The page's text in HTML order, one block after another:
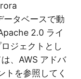
タベースで動
2.0 ライ
ジェクトとし
、AWS アドバ
トを参照してく